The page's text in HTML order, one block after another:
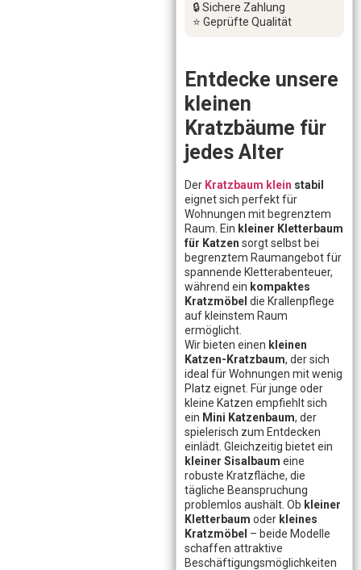
🔒 Sichere Zahlung
⭐ Geprüfte Qualität
Entdecke unsere
kleinen
Kratzbäume für
jedes Alter
Der Kratzbaum klein stabil
eignet sich perfekt für
Wohnungen mit begrenztem
Raum. Ein kleiner Kletterbaum
für Katzen sorgt selbst bei
begrenztem Raumangebot für
spannende Kletterabenteuer,
während ein kompaktes
Kratzmöbel die Krallenpflege
auf kleinstem Raum
ermöglicht.
Wir bieten einen kleinen
Katzen-Kratzbaum, der sich
ideal für Wohnungen mit wenig
Platz eignet. Für junge oder
kleine Katzen empfiehlt sich
ein Mini Katzenbaum, der
spielerisch zum Entdecken
einlädt. Gleichzeitig bietet ein
kleiner Sisalbaum eine
robuste Kratzfläche, die
tägliche Beanspruchung
problemlos aushält. Ob kleiner
Kletterbaum oder kleines
Kratzmöbel – beide Modelle
schaffen attraktive
Beschäftigungsmöglichkeiten